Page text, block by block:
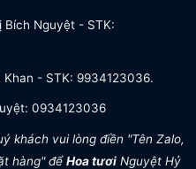
Bích Nguyệt - STK:
- STK: 9934123036.
0934123036
khách vui lòng điền "Tên Zalo,
hàng" đểHoa tươiNguyệt Hỷ